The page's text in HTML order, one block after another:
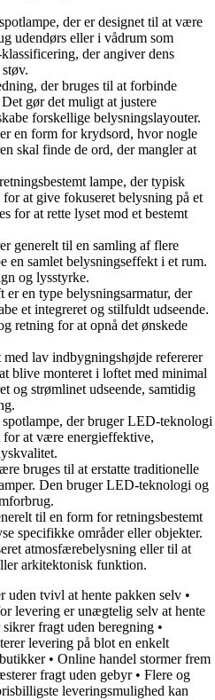
der er designet til at være
udendørs eller i vådrum som
der angiver dens
der bruges til at forbinde
gør det muligt at justere
forskellige belysningslayouter.
en form for krydsord, hvor nogle
skal finde de ord, der mangler at
lampe, der typisk
at give fokuseret belysning på et
for at rette lyset mod et bestemt
generelt til en samling af flere
en samlet belysningseffekt i et rum.
og lysstyrke.
er en type belysningsarmatur, der
et integreret og stilfuldt udseende.
retning for at opnå det ønskede
med lav indbygningshøjde refererer
blive monteret i loftet med minimal
og strømlinet udseende, samtidig
der bruger LED-teknologi
for at være energieffektive,
bruges til at erstatte traditionelle
Den bruger LED-teknologi og
til en form for retningsbestemt
specifikke områder eller objekter.
atmosfærebelysning eller til at
arkitektonisk funktion.
uden tvivl at hente pakken selv •
levering er unægtelig selv at hente
fragt uden beregning •
levering på blot en enkelt
• Online handel stormer frem
fragt uden gebyr• Flere og
leveringsmulighed kan